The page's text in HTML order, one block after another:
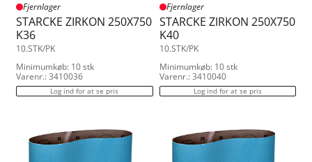
Fjernlager
STARCKE ZIRKON 250X750
K36
10.STK/PK
Minimumkøb: 10 stk
Varenr.: 3410036
Log ind for at se pris
Fjernlager
STARCKE ZIRKON 250X750
K40
10.STK/PK
Minimumkøb: 10 stk
Varenr.: 3410040
Log ind for at se pris